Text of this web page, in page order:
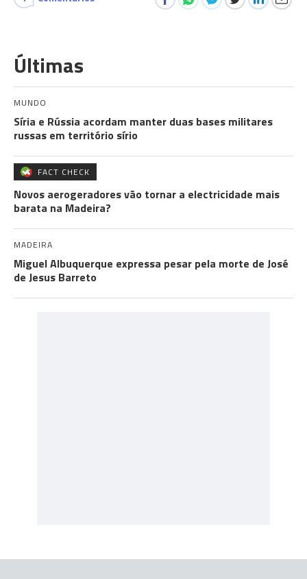
Últimas
MUNDO
Síria e Rússia acordam manter duas bases militares
russas em território sírio
FACT CHECK
Novos aerogeradores vão tornar a electricidade mais
barata na Madeira?
MADEIRA
Miguel Albuquerque expressa pesar pela morte de José
de Jesus Barreto